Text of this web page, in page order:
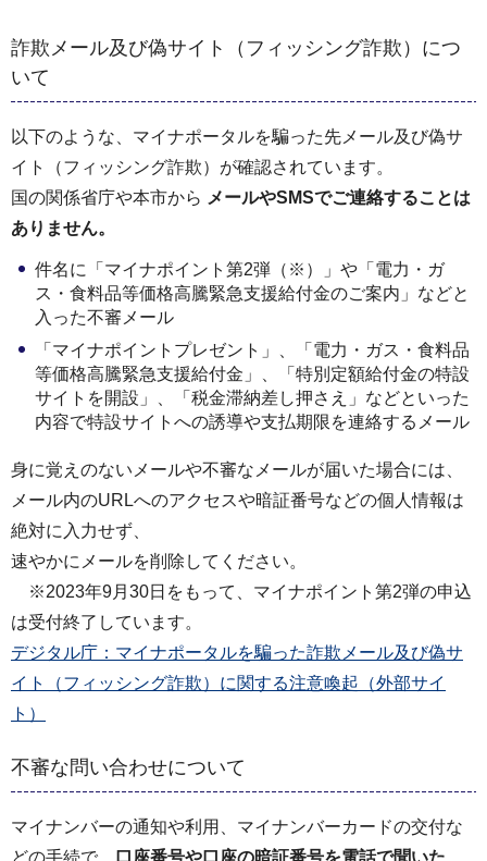
詐欺メール及び偽サイト（フィッシング詐欺）につ
いて
以下のような、マイナポータルを騙った先メール及び偽サ
イト（フィッシング詐欺）が確認されています。
国の関係省庁や本市から メールやSMSでご連絡することは
ありません。
件名に「マイナポイント第2弾（※）」や「電力・ガ
ス・食料品等価格高騰緊急支援給付金のご案内」などと
入った不審メール
「マイナポイントプレゼント」、「電力・ガス・食料品
等価格高騰緊急支援給付金」、「特別定額給付金の特設
サイトを開設」、「税金滞納差し押さえ」などといった
内容で特設サイトへの誘導や支払期限を連絡するメール
身に覚えのないメールや不審なメールが届いた場合には、
メール内のURLへのアクセスや暗証番号などの個人情報は
絶対に入力せず、
速やかにメールを削除してください。
※2023年9月30日をもって、マイナポイント第2弾の申込
は受付終了しています。
デジタル庁：マイナポータルを騙った詐欺メール及び偽サ
イト（フィッシング詐欺）に関する注意喚起（外部サイ
ト）
不審な問い合わせについて
マイナンバーの通知や利用、マイナンバーカードの交付な
どの手続で、
口座番号や口座の暗証番号を電話で聞いた